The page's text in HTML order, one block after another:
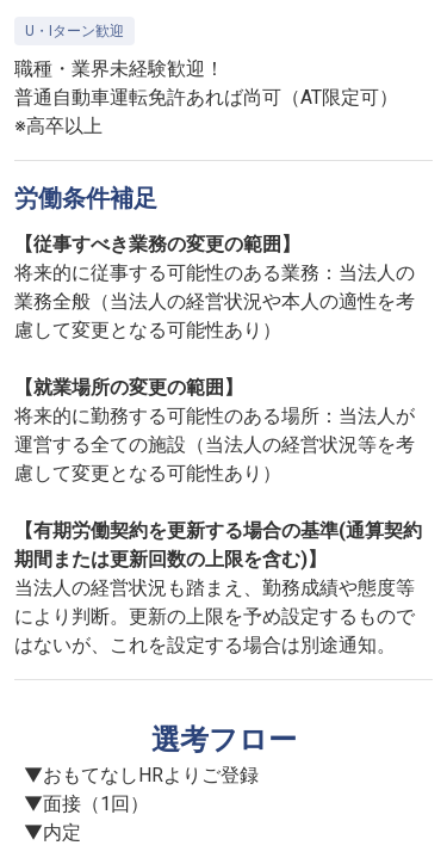
U・Iターン歓迎
職種・業界未経験歓迎！
普通自動車運転免許あれば尚可（AT限定可）
※高卒以上
労働条件補足
【従事すべき業務の変更の範囲】
将来的に従事する可能性のある業務：当法人の
業務全般（当法人の経営状況や本人の適性を考
慮して変更となる可能性あり）
【就業場所の変更の範囲】
将来的に勤務する可能性のある場所：当法人が
運営する全ての施設（当法人の経営状況等を考
慮して変更となる可能性あり）
【有期労働契約を更新する場合の基準(通算契約
期間または更新回数の上限を含む)】
当法人の経営状況も踏まえ、勤務成績や態度等
により判断。更新の上限を予め設定するもので
はないが、これを設定する場合は別途通知。
選考フロー
▼おもてなしHRよりご登録
▼面接（1回）
▼内定